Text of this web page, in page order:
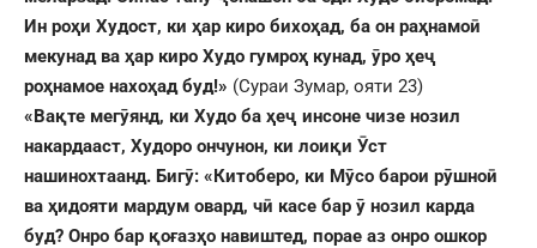
Ин роҳи Худост, ки ҳар киро бихоҳад, ба он раҳнамоӣ
мекунад ва ҳар киро Худо гумроҳ кунад, ӯро ҳеҷ
роҳнамое нахоҳад буд!» (Сураи Зумар, ояти 23)
«Вақте мегӯянд, ки Худо ба ҳеҷ инсоне чизе нозил
накардааст, Худоро ончунон, ки лоиқи Ӯст
нашинохтаанд. Бигӯ: «Китоберо, ки Мӯсо барои рӯшноӣ
ва ҳидояти мардум овард, чӣ касе бар ӯ нозил карда
буд? Онро бар қоғазҳо навиштед, порае аз онро ошкор